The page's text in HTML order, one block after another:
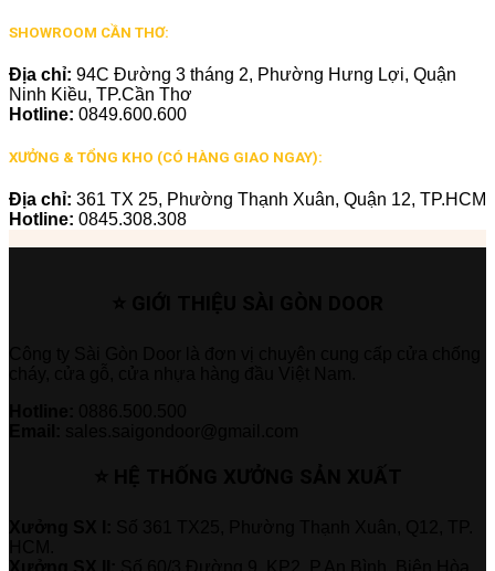
SHOWROOM CẦN THƠ:
Địa chỉ: 94C Đường 3 tháng 2, Phường Hưng Lợi, Quận
Ninh Kiều, TP.Cần Thơ
Hotline: 0849.600.600
XƯỞNG & TỔNG KHO (CÓ HÀNG GIAO NGAY):
Địa chỉ: 361 TX 25, Phường Thạnh Xuân, Quận 12, TP.HCM
Hotline: 0845.308.308